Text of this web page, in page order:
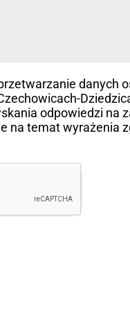
danych
odpowiedzi na
na temat wyrażenia